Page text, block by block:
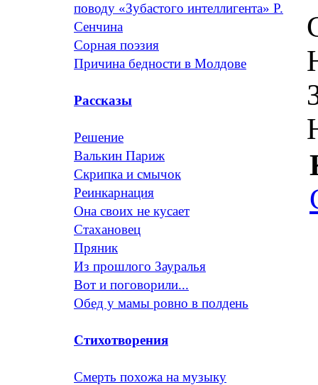
поводу «Зубастого интеллигента» Р.
Сенчина
Сорная поэзия
Причина бедности в Молдове
Рассказы
Решение
Валькин Париж
Скрипка и смычок
Реинкарнация
Она своих не кусает
Стахановец
Пряник
Из прошлого Зауралья
Вот и поговорили...
Обед у мамы ровно в полдень
Стихотворения
Смерть похожа на музыку